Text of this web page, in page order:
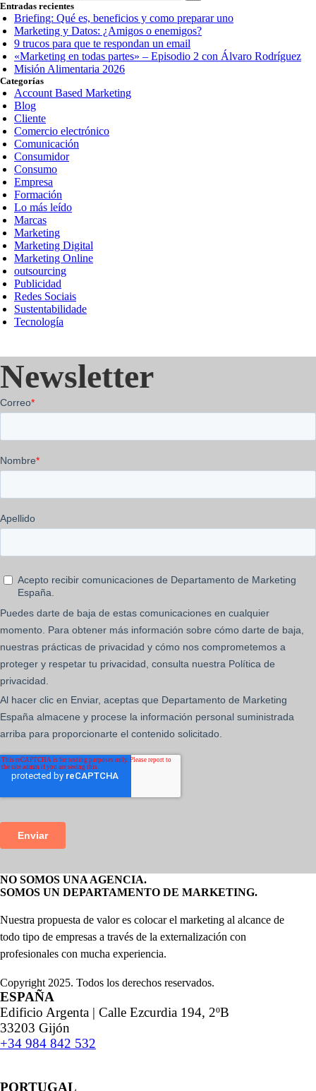
Entradas recientes
Briefing: Qué es, beneficios y como preparar uno
Marketing y Datos: ¿Amigos o enemigos?
9 trucos para que te respondan un email
«Marketing en todas partes» – Episodio 2 con Álvaro Rodríguez
Misión Alimentaria 2026
Categorías
Account Based Marketing
Blog
Cliente
Comercio electrónico
Comunicación
Consumidor
Consumo
Empresa
Formación
Lo más leído
Marcas
Marketing
Marketing Digital
Marketing Online
outsourcing
Publicidad
Redes Sociais
Sustentabilidade
Tecnología
Newsletter
NO SOMOS UNA AGENCIA.
SOMOS UN DEPARTAMENTO DE MARKETING.
Nuestra propuesta de valor es colocar el marketing al alcance de
todo tipo de empresas a través de la externalización con
profesionales con mucha experiencia.
Copyright 2025. Todos los derechos reservados.
ESPAÑA
Edificio Argenta | Calle Ezcurdia 194, 2ºB
33203 Gijón
+34 984 842 532
PORTUGAL